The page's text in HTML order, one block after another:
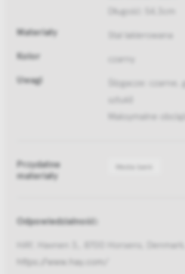
Długość: 54,3cm
Materiały Stal lakierowana
Kolor czarny
Uwagi
Ślizgacze: czarne,
sztuki)
Maksymalne
Przydatne
materiały
Media bank
Odpowiedzialność:
HAY, Havnen 3,, 8700 Horsens, Denmark,
https://www.hay.com/